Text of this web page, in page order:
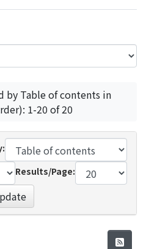
by Table of contents in
1-20 of 20
Results/Page: